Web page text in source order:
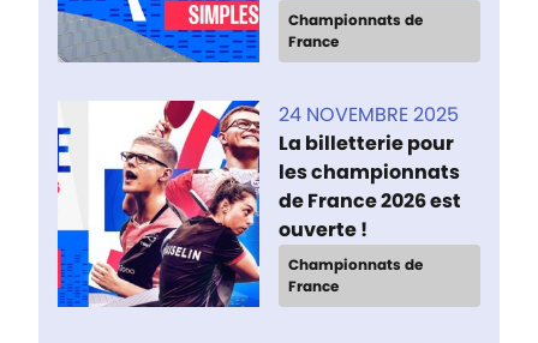
Championnats de
France
24 NOVEMBRE 2025
La billetterie pour
les championnats
de France 2026 est
ouverte !
Championnats de
France